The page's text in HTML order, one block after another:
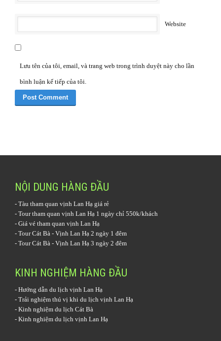
Website
Lưu tên của tôi, email, và trang web trong trình duyệt này cho lần
bình luận kế tiếp của tôi.
NỘI DUNG HÀNG ĐẦU
- Tàu tham quan vịnh Lan Hạ giá rẻ
- Tour tham quan vịnh Lan Hạ 1 ngày chỉ 550k/khách
- Giá vé tham quan vịnh Lan Hạ
- Tour Cát Bà - Vịnh Lan Hạ 2 ngày 1 đêm
- Tour Cát Bà - Vịnh Lan Hạ 3 ngày 2 đêm
KINH NGHIỆM HÀNG ĐẦU
- Hướng dẫn du lịch vịnh Lan Hạ
- Trải nghiệm thú vị khi du lịch vịnh Lan Hạ
- Kinh nghiệm du lịch Cát Bà
- Kinh nghiệm du lịch vịnh Lan Hạ